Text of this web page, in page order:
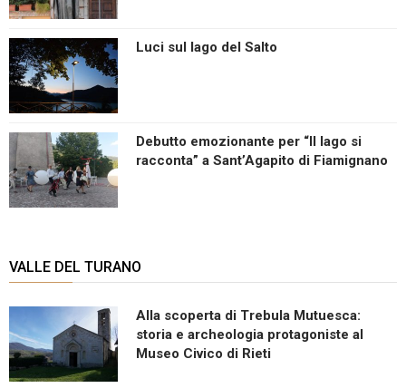
Luci sul lago del Salto
Debutto emozionante per “Il lago si
racconta” a Sant’Agapito di Fiamignano
VALLE DEL TURANO
Alla scoperta di Trebula Mutuesca:
storia e archeologia protagoniste al
Museo Civico di Rieti